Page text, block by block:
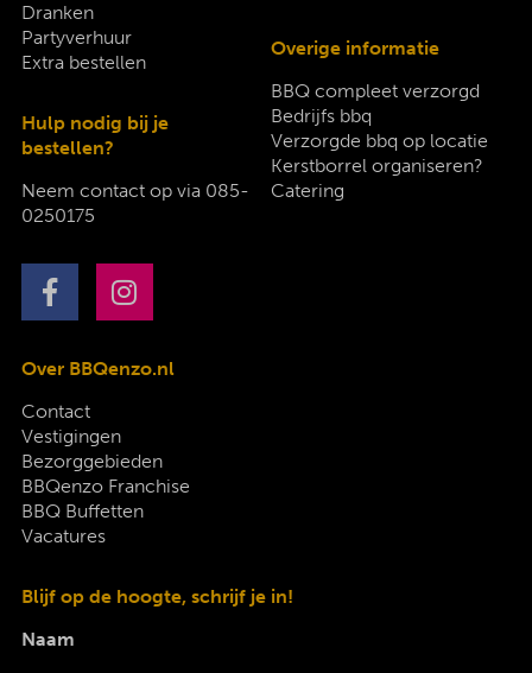
Dranken
Partyverhuur
Extra bestellen
Hulp nodig bij je
bestellen?
Neem contact op via 085-
0250175
Overige informatie
BBQ compleet verzorgd
Bedrijfs bbq
Verzorgde bbq op locatie
Kerstborrel organiseren?
Catering
Over BBQenzo.nl
Contact
Vestigingen
Bezorggebieden
BBQenzo Franchise
BBQ Buffetten
Vacatures
Blijf op de hoogte, schrijf je in!
Naam